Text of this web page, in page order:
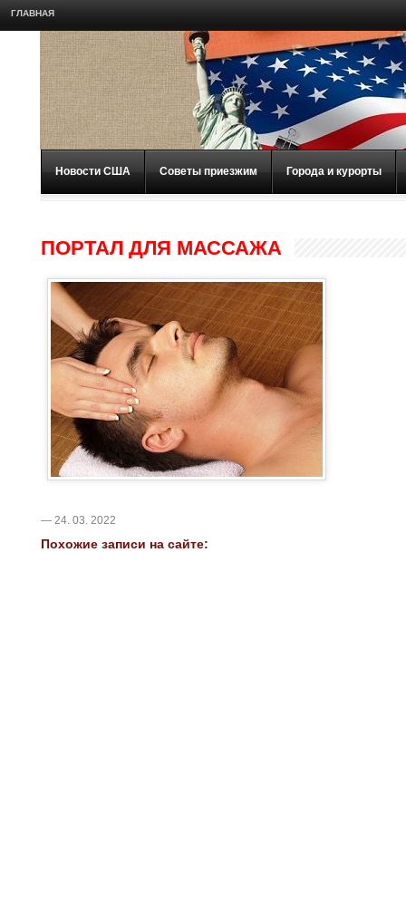
ГЛАВНАЯ
Новости США Советы приезжим Города и курорты
ПОРТАЛ ДЛЯ МАССАЖА
— 24. 03. 2022
Похожие записи на сайте: